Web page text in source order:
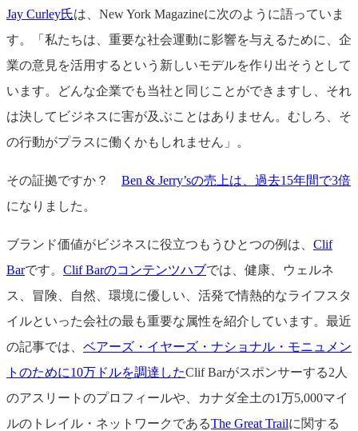
Jay Curley氏は、New York Magazineに次のように語っていま
す。「私たちは、重要な社会運動に影響を与えるために、企
業の意見を活用するという新しいモデルを作り出そうとして
います。どんな企業でも当社と同じことができますし、それ
は決してビジネスに害が及ぶことはありません。むしろ、そ
の行動がプラスに働くかもしれません」。
その証拠ですか？ Ben & Jerry’sの売上は、過去15年間で3倍
になりました。
ブランド価値がビジネスに役立つもうひとつの例は、 Clif
Barです。 Clif Barのコンテンツハブでは、健康、ウェルネ
ス、冒険、自然、環境に優しい、活発で情熱的なライフスタ
イルといった会社の最も重要な属性を紹介しています。最近
の記事では、 ベアーズ・イヤーズ・ナショナル・モニュメン
トのために10万ドルを調達したClif Barがスポンサーする2人
のアスリートのプロフィールや、カナダ全土の1万5,000マイ
ルのトレイル・ネットワークであるThe Great Trailに関する